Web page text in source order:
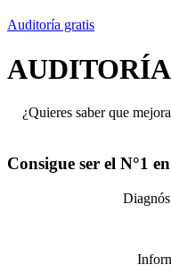
Auditoría gratis
AUDITORÍA
¿Quieres saber que
Consigue ser el N°1